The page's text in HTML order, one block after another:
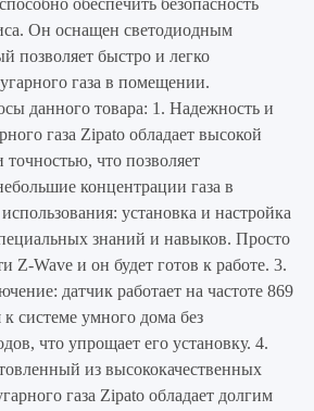
обеспечить безопасность
Он оснащен светодиодным
позволяет быстро и легко
газа в помещении.
данного товара: 1. Надежность и
газа Zipato обладает высокой
точностью, что позволяет
концентрации газа в
установка и настройка
знаний и навыков. Просто
Z-Wave и он будет готов к работе. 3.
датчик работает на частоте 869
системе умного дома без
что упрощает его установку. 4.
из высококачественных
газа Zipato обладает долгим